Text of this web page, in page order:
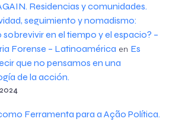
Residencias y comunidades.
seguimiento y nomadismo:
en el tiempo y el espacio? –
Forense – Latinoamérica en Es
que no pensamos en una
de la acción.
Ferramenta para a Ação Política.